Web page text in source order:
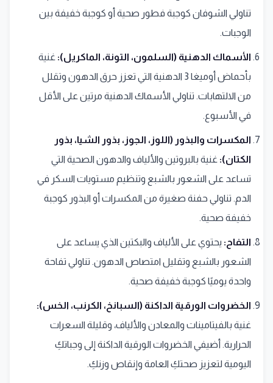
تناولي الشوفان كوجبة فطور صحية أو كوجبة خفيفة بين
الوجبات.
الأسماك الدهنية (السلمون، التونة، الماكريل): غنية
بأحماض أوميغا 3 الدهنية التي تعزز حرق الدهون وتقلل
من الالتهابات. تناولي الأسماك الدهنية مرتين على الأقل
في الأسبوع.
المكسرات والبذور (اللوز، الجوز، بذور الشيا، بذور
الكتان): غنية بالبروتين والألياف والدهون الصحية التي
تساعد على الشعور بالشبع وتنظيم مستويات السكر في
الدم. تناولي حفنة صغيرة من المكسرات أو البذور كوجبة
خفيفة صحية.
التفاح: يحتوي على الألياف والبكتين الذي يساعد على
الشعور بالشبع وتقليل امتصاص الدهون. تناولي تفاحة
واحدة يوميًا كوجبة خفيفة صحية.
الخضروات الورقية الداكنة (السبانخ، الكرنب، الخس):
غنية بالفيتامينات والمعادن والألياف، وقليلة السعرات
الحرارية. أضيفي الخضروات الورقية الداكنة إلى وجباتكِ
اليومية لتعزيز صحتكِ العامة وإنقاص وزنكِ.